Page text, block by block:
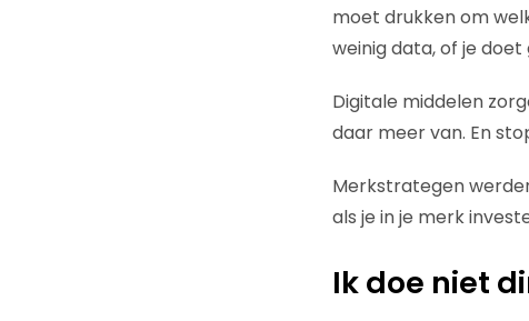
moet drukken om
weinig data, of je
Digitale middelen
daar meer van. En
Merkstrategen
als je in je merk
Ik doe niet